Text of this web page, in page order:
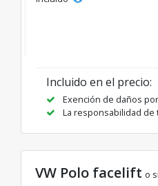
Incluido en el precio:
Exención de daños
La responsabilidad de
VW Polo facelift o